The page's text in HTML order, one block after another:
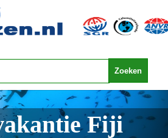
Fiji